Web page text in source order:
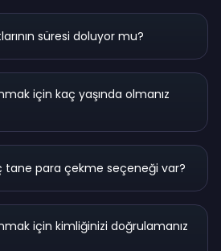
süresi doluyor mu?
için kaç yaşında olmanız
tane para çekme seçeneği var?
için kimliğinizi doğrulamanız